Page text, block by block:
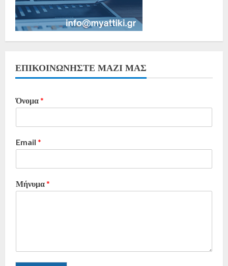
ΕΠΙΚΟΙΝΩΝΗΣΤΕ ΜΑΖΙ ΜΑΣ
Όνομα*
Email *
Μήνυμα*